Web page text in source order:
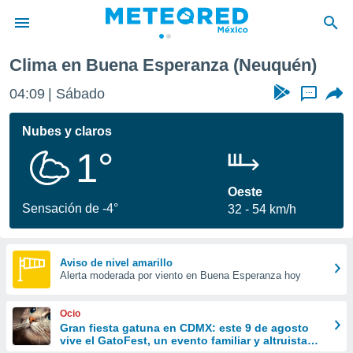
de
ha sido
calidad.
a este
las
forma
digital
basada
Clima en Buena Esperanza (Neuquén)
04:09 Sábado ...
Nubes y claros
1°
Sensación de -4°
Oeste
32
54 km/h
Aviso de nivel amarillo
Alerta moderada por viento en Buena Esperanza hoy
Ocio
Gran fiesta gatuna en CDMX: este 9 de agosto
vive el GatoFest, un evento familiar y altruista